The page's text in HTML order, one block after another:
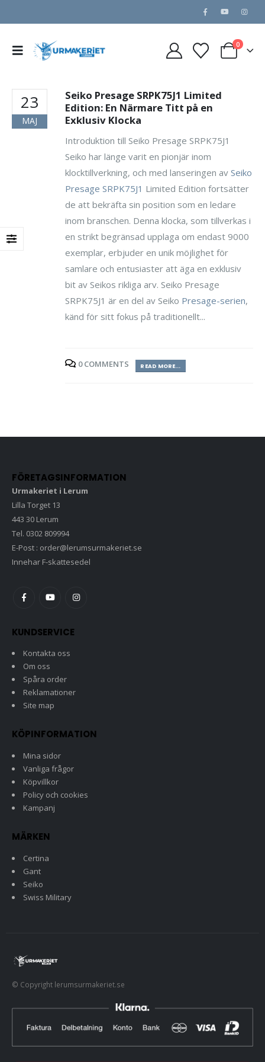
0
23
MAJ
Seiko Presage SRPK75J1 Limited
Edition: En Närmare Titt på en
Exklusiv Klocka
Introduktion till Seiko Presage SRPK75J1
Seiko har länge varit en pionjär inom
klocktillverkning, och med lanseringen av Seiko
Presage SRPK75J1 Limited Edition fortsätter
de att bekräfta sin position som en ledare
inom branschen. Denna klocka, som tillverkas i
en strikt begränsad upplaga om endast 9000
exemplar, erbjuder en unik möjlighet för
samlare och entusiaster att äga en exklusiv
bit av Seikos rikliga arv. Seiko Presage
SRPK75J1 är en del av Seiko Presage-serien,
känd för sitt fokus på traditionellt...
0 COMMENTS READ MORE...
FÖRETAGSINFORMATION
Urmakeriet i Lerum
Lilla Torget 13
443 30 Lerum
Tel. 0302 809994
E-Post : order@lerumsurmakeriet.se
Innehar F-skattesedel
KUNDSERVICE
Kontakta oss
Om oss
Spåra order
Reklamationer
Site map
KÖPINFORMATION
Mina sidor
Vanliga frågor
Köpvillkor
Policy och cookies
Kampanj
MÄRKEN
Certina
Gant
Seiko
Swiss Military
© Copyright lerumsurmakeriet.se